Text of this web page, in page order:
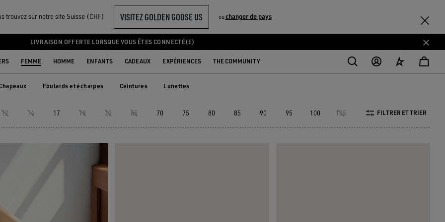
trouvez sur notre site Suisse (CHF) VISITEZ GOLDEN GOOSE US ou changer de pays
LIVRAISON OFFERTE LORSQUE VOUS ÊTES CONNECTÉ(E)
FEMME HOMME ENFANTS CADEAUX EXPÉRIENCES THE COMMUNITY
Foulards et écharpes Ceintures Lunettes
12 14 17 19 22 65 70 75 80 85 90 95 100 105 110 120 130
FILTRER ET TRIER